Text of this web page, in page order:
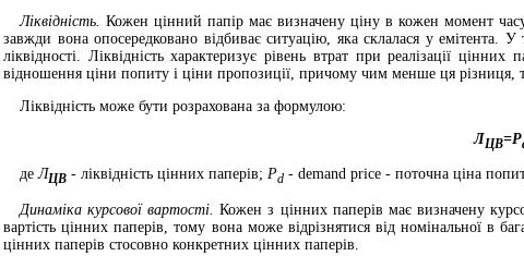
Ліквідність. Кожен цінний папір має визначену ціну в кожен момент
завжди вона опосередковано відбиває ситуацію, яка склалася у емітента.
ліквідності. Ліквідність характеризує рівень втрат при реалізації
відношення ціни попиту і ціни пропозиції, причому чим менше ця різниця,
Ліквідність може бути розрахована за формулою:
ЛЦB=Р
деЛЦB - ліквідність цінних паперів; Pd - demand price - поточна ціна
Динаміка курсової вартості.Кожен з цінних паперів має визначену
вартість цінних паперів, тому вона може відрізнятися від номінальної в
цінних паперів стосовно конкретних цінних паперів.